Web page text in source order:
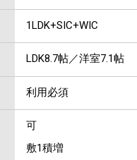
1LDK+SIC+WIC
LDK8.7帖／洋室7.1帖
利用必須
可
敷1積増